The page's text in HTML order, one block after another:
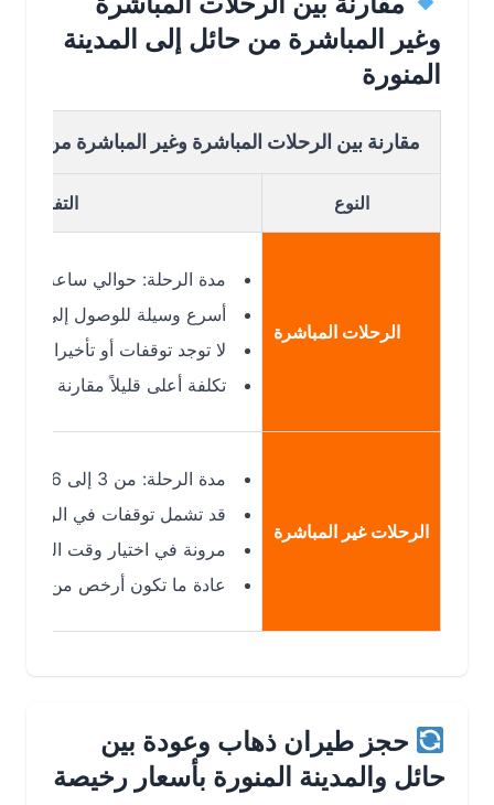
وغير المباشرة من حائل إلى المدينة
المنورة
مقارنة بين الرحلات المباشرة وغير المباشرة من حائل الى
التفاصيل
الرحلات المباشرة
مدة الرحلة: حوالي ساعة واحدة
أسرع وسيلة للوصول إلى المدينة
لا توجد توقفات أو تأخيرات إضافية
تكلفة أعلى قليلاً مقارنة بالرحلات
الرحلات غير المباشرة
مدة الرحلة: من 3 إلى 6 ساعات حسب التوقف
قد تشمل توقفات في الرياض أو جدة
مرونة في اختيار وقت الرحلة
عادة ما تكون أرخص من الرحلات
حجز طيران ذهاب وعودة بين
حائل والمدينة المنورة بأسعار رخيصة